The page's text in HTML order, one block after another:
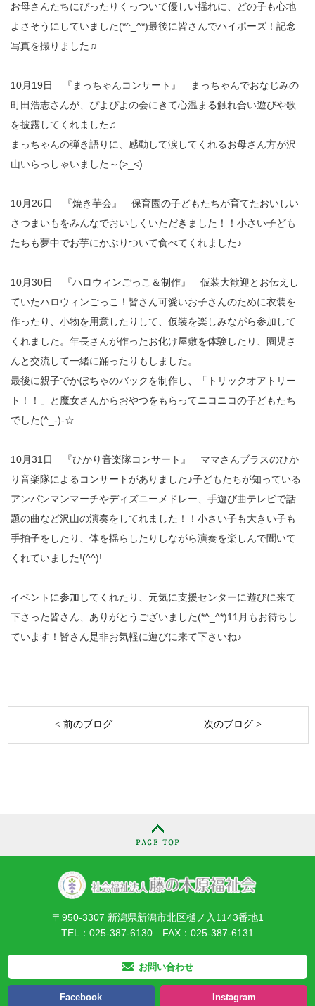
お母さんたちにぴったりくっついて優しい揺れに、どの子も心地
よさそうにしていました(*^_^*)最後に皆さんでハイポーズ！記念
写真を撮りました♫
10月19日 『まっちゃんコンサート』 まっちゃんでおなじみの
町田浩志さんが、ぴよぴよの会にきて心温まる触れ合い遊びや歌
を披露してくれました♫
まっちゃんの弾き語りに、感動して涙してくれるお母さん方が沢
山いらっしゃいました～(>_<)
10月26日 『焼き芋会』 保育園の子どもたちが育てたおいしい
さつまいもをみんなでおいしくいただきました！！小さい子ども
たちも夢中でお芋にかぶりついて食べてくれました♪
10月30日 『ハロウィンごっこ＆制作』 仮装大歓迎とお伝えし
ていたハロウィンごっこ！皆さん可愛いお子さんのために衣装を
作ったり、小物を用意したりして、仮装を楽しみながら参加して
くれました。年長さんが作ったお化け屋敷を体験したり、園児さ
んと交流して一緒に踊ったりもしました。
最後に親子でかぼちゃのバックを制作し、「トリックオアトリー
ト！！」と魔女さんからおやつをもらってニコニコの子どもたち
でした(^_-)-☆
10月31日 『ひかり音楽隊コンサート』 ママさんブラスのひか
り音楽隊によるコンサートがありました♪子どもたちが知っている
アンパンマンマーチやディズニーメドレー、手遊び曲テレビで話
題の曲など沢山の演奏をしてれました！！小さい子も大きい子も
手拍子をしたり、体を揺らしたりしながら演奏を楽しんで聞いて
くれていました!(^^)!
イベントに参加してくれたり、元気に支援センターに遊びに来て
下さった皆さん、ありがとうございました(*^_^*)11月もお待ちし
ています！皆さん是非お気軽に遊びに来て下さいね♪
< 前のブログ 次のブログ >
〒950-3307 新潟県新潟市北区樋ノ入1143番地1
TEL：025-387-6130 FAX：025-387-6131
お問い合わせ
Facebook Instagram